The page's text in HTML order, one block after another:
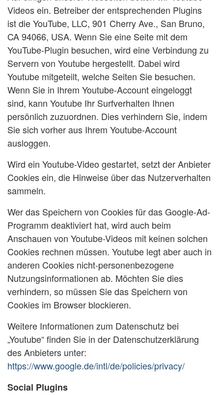
Videos ein. Betreiber der entsprechenden Plugins
ist die YouTube, LLC, 901 Cherry Ave., San Bruno,
CA 94066, USA. Wenn Sie eine Seite mit dem
YouTube-Plugin besuchen, wird eine Verbindung zu
Servern von Youtube hergestellt. Dabei wird
Youtube mitgeteilt, welche Seiten Sie besuchen.
Wenn Sie in Ihrem Youtube-Account eingeloggt
sind, kann Youtube Ihr Surfverhalten Ihnen
persönlich zuzuordnen. Dies verhindern Sie, indem
Sie sich vorher aus Ihrem Youtube-Account
ausloggen.
Wird ein Youtube-Video gestartet, setzt der Anbieter
Cookies ein, die Hinweise über das Nutzerverhalten
sammeln.
Wer das Speichern von Cookies für das Google-Ad-
Programm deaktiviert hat, wird auch beim
Anschauen von Youtube-Videos mit keinen solchen
Cookies rechnen müssen. Youtube legt aber auch in
anderen Cookies nicht-personenbezogene
Nutzungsinformationen ab. Möchten Sie dies
verhindern, so müssen Sie das Speichern von
Cookies im Browser blockieren.
Weitere Informationen zum Datenschutz bei
„Youtube“ finden Sie in der Datenschutzerklärung
des Anbieters unter:
https://www.google.de/intl/de/policies/privacy/
Social Plugins